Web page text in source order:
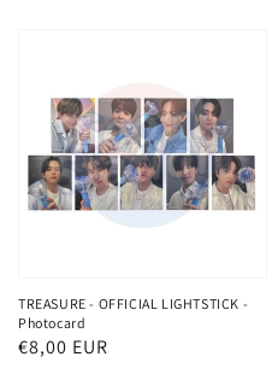
TREASURE - OFFICIAL LIGHTSTICK -
Photocard
Normaler
€8,00 EUR